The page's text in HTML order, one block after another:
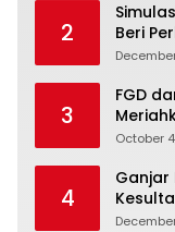
2
Beri
3
FGD
October
4
Ganjar